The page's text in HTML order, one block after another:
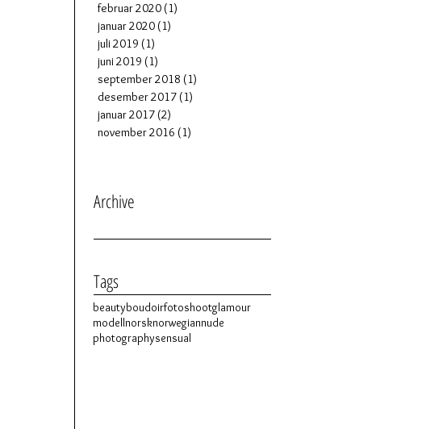
februar 2020 (1)
januar 2020 (1)
juli 2019 (1)
juni 2019 (1)
september 2018 (1)
desember 2017 (1)
januar 2017 (2)
november 2016 (1)
Archive
Tags
beautyboudoirfotoshootglamour
modellnorsknorwegiannude
photographysensual